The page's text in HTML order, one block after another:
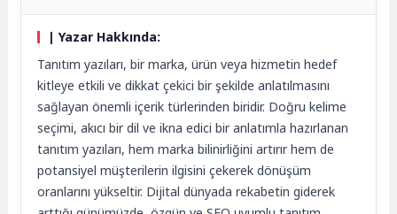
| Yazar Hakkında:
Tanıtım yazıları, bir marka, ürün veya hizmetin hedef
kitleye etkili ve dikkat çekici bir şekilde anlatılmasını
sağlayan önemli içerik türlerinden biridir. Doğru kelime
seçimi, akıcı bir dil ve ikna edici bir anlatımla hazırlanan
tanıtım yazıları, hem marka bilinirliğini artırır hem de
potansiyel müşterilerin ilgisini çekerek dönüşüm
oranlarını yükseltir. Dijital dünyada rekabetin giderek